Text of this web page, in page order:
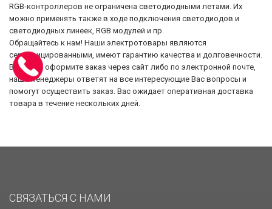
RGB-контроллеров не ограничена светодиодными летами. Их
можно применять также в ходе подключения светодиодов и
светодиодных линеек, RGB модулей и пр.
Обращайтесь к нам! Наши электротовары являются
сертифицированными, имеют гарантию качества и долговечности.
Вы легко оформите заказ через сайт либо по электронной почте,
наши менеджеры ответят на все интересующие Вас вопросы и
помогут осуществить заказ. Вас ожидает оперативная доставка
товара в течение нескольких дней.
СВЯЗАТЬСЯ С НАМИ